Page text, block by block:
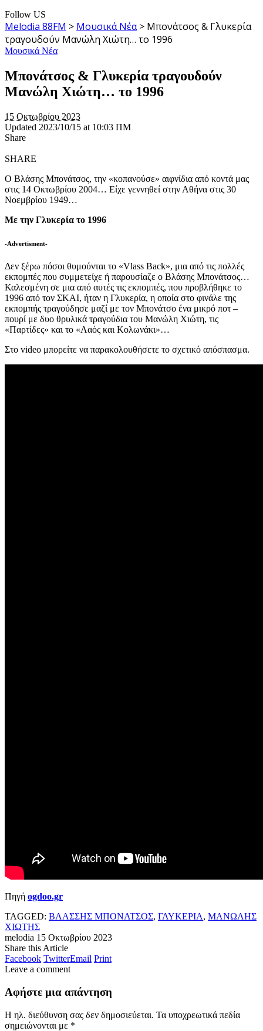
Follow US
Melodia 88FM > Μουσικά Νέα> Μπονάτσος & Γλυκερία
τραγουδούν Μανώλη Χιώτη… το 1996
Μουσικά Νέα
Μπονάτσος & Γλυκερία τραγουδούν
Μανώλη Χιώτη… το 1996
15 Οκτωβρίου 2023
Updated 2023/10/15 at 10:03 ΠΜ
Share
SHARE
Ο Βλάσης Μπονάτσος, την «κοπανούσε» αιφνίδια από κοντά μας
στις 14 Οκτωβρίου 2004… Είχε γεννηθεί στην Αθήνα στις 30
Νοεμβρίου 1949…
Με την Γλυκερία το 1996
-Advertisment-
Δεν ξέρω πόσοι θυμούνται το «Vlass Back», μια από τις πολλές
εκπομπές που συμμετείχε ή παρουσίαζε ο Βλάσης Μπονάτσος…
Καλεσμένη σε μια από αυτές τις εκπομπές, που προβλήθηκε το
1996 από τον ΣΚΑΙ, ήταν η Γλυκερία, η οποία στο φινάλε της
εκπομπής τραγούδησε μαζί με τον Μπονάτσο ένα μικρό ποτ –
πουρί με δυο θρυλικά τραγούδια του Μανώλη Χιώτη, τις
«Παρτίδες» και το «Λαός και Κολωνάκι»…
Στο video μπορείτε να παρακολουθήσετε το σχετικό απόσπασμα.
Πηγή ogdoo.gr
TAGGED: ΒΛΑΣΣΗΣ ΜΠΟΝΑΤΣΟΣ, ΓΛΥΚΕΡΙΑ, ΜΑΝΩΛΗΣ
ΧΙΩΤΗΣ
melodia 15 Οκτωβρίου 2023
Share this Article
Facebook TwitterEmail Print
Leave a comment
Αφήστε μια απάντηση
Η ηλ. διεύθυνση σας δεν δημοσιεύεται. Τα υποχρεωτικά πεδία
σημειώνονται με *